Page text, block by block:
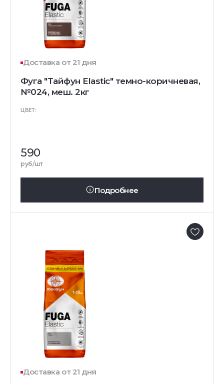
Доставка от 21 дня
Фуга "Тайфун Elastic" темно-коричневая,
№024, меш. 2кг
ЦВЕТ:
590
руб/шт
Подробнее
Доставка от 21 дня